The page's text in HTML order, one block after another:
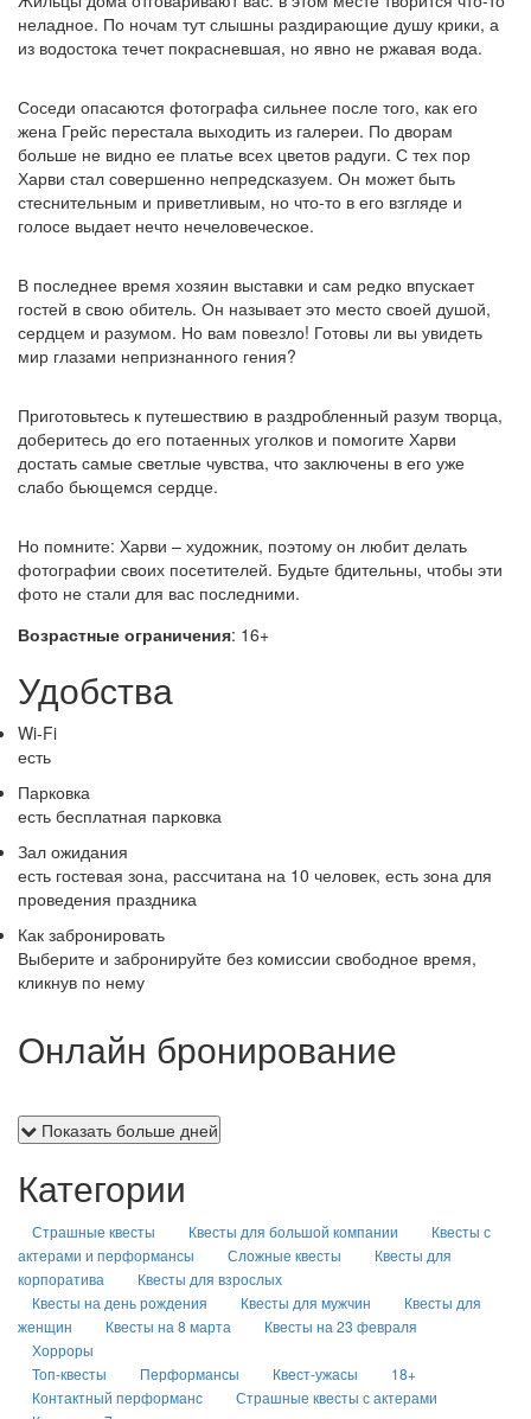
неладное. По ночам тут слышны раздирающие душу крики, а
из водостока течет покрасневшая, но явно не ржавая вода.
Соседи опасаются фотографа сильнее после того, как его
жена Грейс перестала выходить из галереи. По дворам
больше не видно ее платье всех цветов радуги. С тех пор
Харви стал совершенно непредсказуем. Он может быть
стеснительным и приветливым, но что-то в его взгляде и
голосе выдает нечто нечеловеческое.
В последнее время хозяин выставки и сам редко впускает
гостей в свою обитель. Он называет это место своей душой,
сердцем и разумом. Но вам повезло! Готовы ли вы увидеть
мир глазами непризнанного гения?
Приготовьтесь к путешествию в раздробленный разум творца,
доберитесь до его потаенных уголков и помогите Харви
достать самые светлые чувства, что заключены в его уже
слабо бьющемся сердце.
Но помните: Харви – художник, поэтому он любит делать
фотографии своих посетителей. Будьте бдительны, чтобы эти
фото не стали для вас последними.
Возрастные ограничения: 16+
Удобства
Wi-Fi
есть
Парковка
есть бесплатная парковка
Зал ожидания
есть гостевая зона, рассчитана на 10 человек, есть зона для
проведения праздника
Как забронировать
Выберите и забронируйте без комиссии свободное время,
кликнув по нему
Онлайн бронирование
Показать больше дней
Категории
Страшные квесты Квесты для большой компании
Квесты с
актерами и перформансы
Сложные квесты
Квесты для
корпоратива
Квесты для взрослых
Квесты на день рождения
Квесты для мужчин
Квесты для
женщин
Квесты на 8 марта
Квесты на 23 февраля
Хорроры
Топ-квесты
Перформансы Квест-ужасы
18+
Контактный перформанс
Страшные квесты с актерами